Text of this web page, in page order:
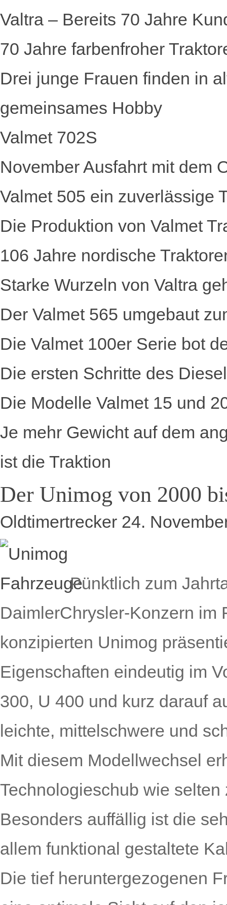
Valtra – Bereits 70 Jahre
70 Jahre farbenfroher
Drei junge Frauen finden in
gemeinsames Hobby
Valmet 702S
November Ausfahrt mit dem
Valmet 505 ein zuverlässige
Die Produktion von Valmet
106 Jahre nordische
Starke Wurzeln von Valtra
Der Valmet 565 umgebaut
Die Valmet 100er Serie bot
Die ersten Schritte des
Die Modelle Valmet 15 und
Je mehr Gewicht auf dem
ist die Traktion
Der Unimog von 2000
Oldtimertrecker 24.
Pünktlich zum
DaimlerChrysler-Konzern im
konzipierten Unimog
Eigenschaften eindeutig im
300, U 400 und kurz darauf
leichte, mittelschwere und
Mit diesem Modellwechsel
Technologieschub wie
Besonders auffällig ist die
allem funktional gestaltete
Die tief heruntergezogenen